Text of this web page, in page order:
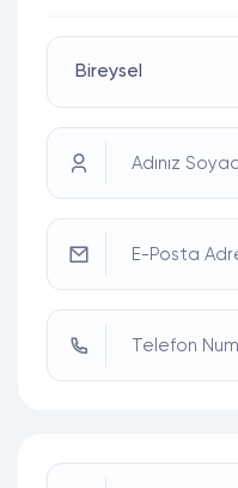
Adınız
E-Posta
Telefon